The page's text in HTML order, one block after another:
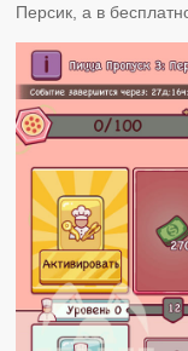
Персик, а в